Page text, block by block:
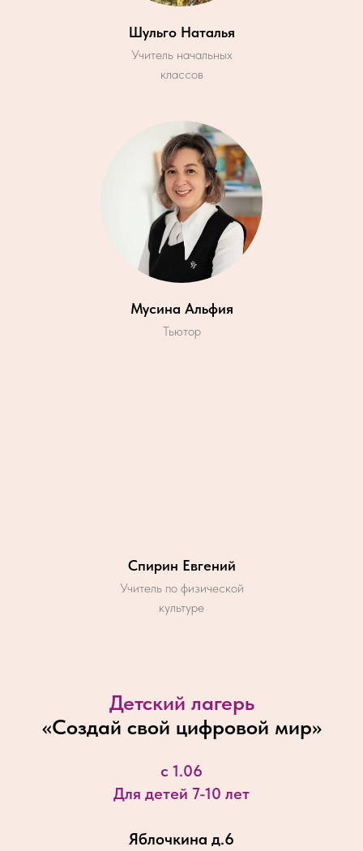
Шульго Наталья
Учитель начальных
классов
Мусина Альфия
Тьютор
Спирин Евгений
Учитель по физической
культуре
Детский лагерь
«Создай свой цифровой мир»
с 1.06
Для детей 7-10 лет
Яблочкина д.6